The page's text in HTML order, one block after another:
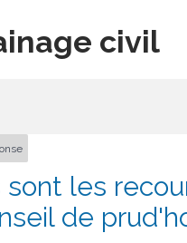
civil
sont les
de